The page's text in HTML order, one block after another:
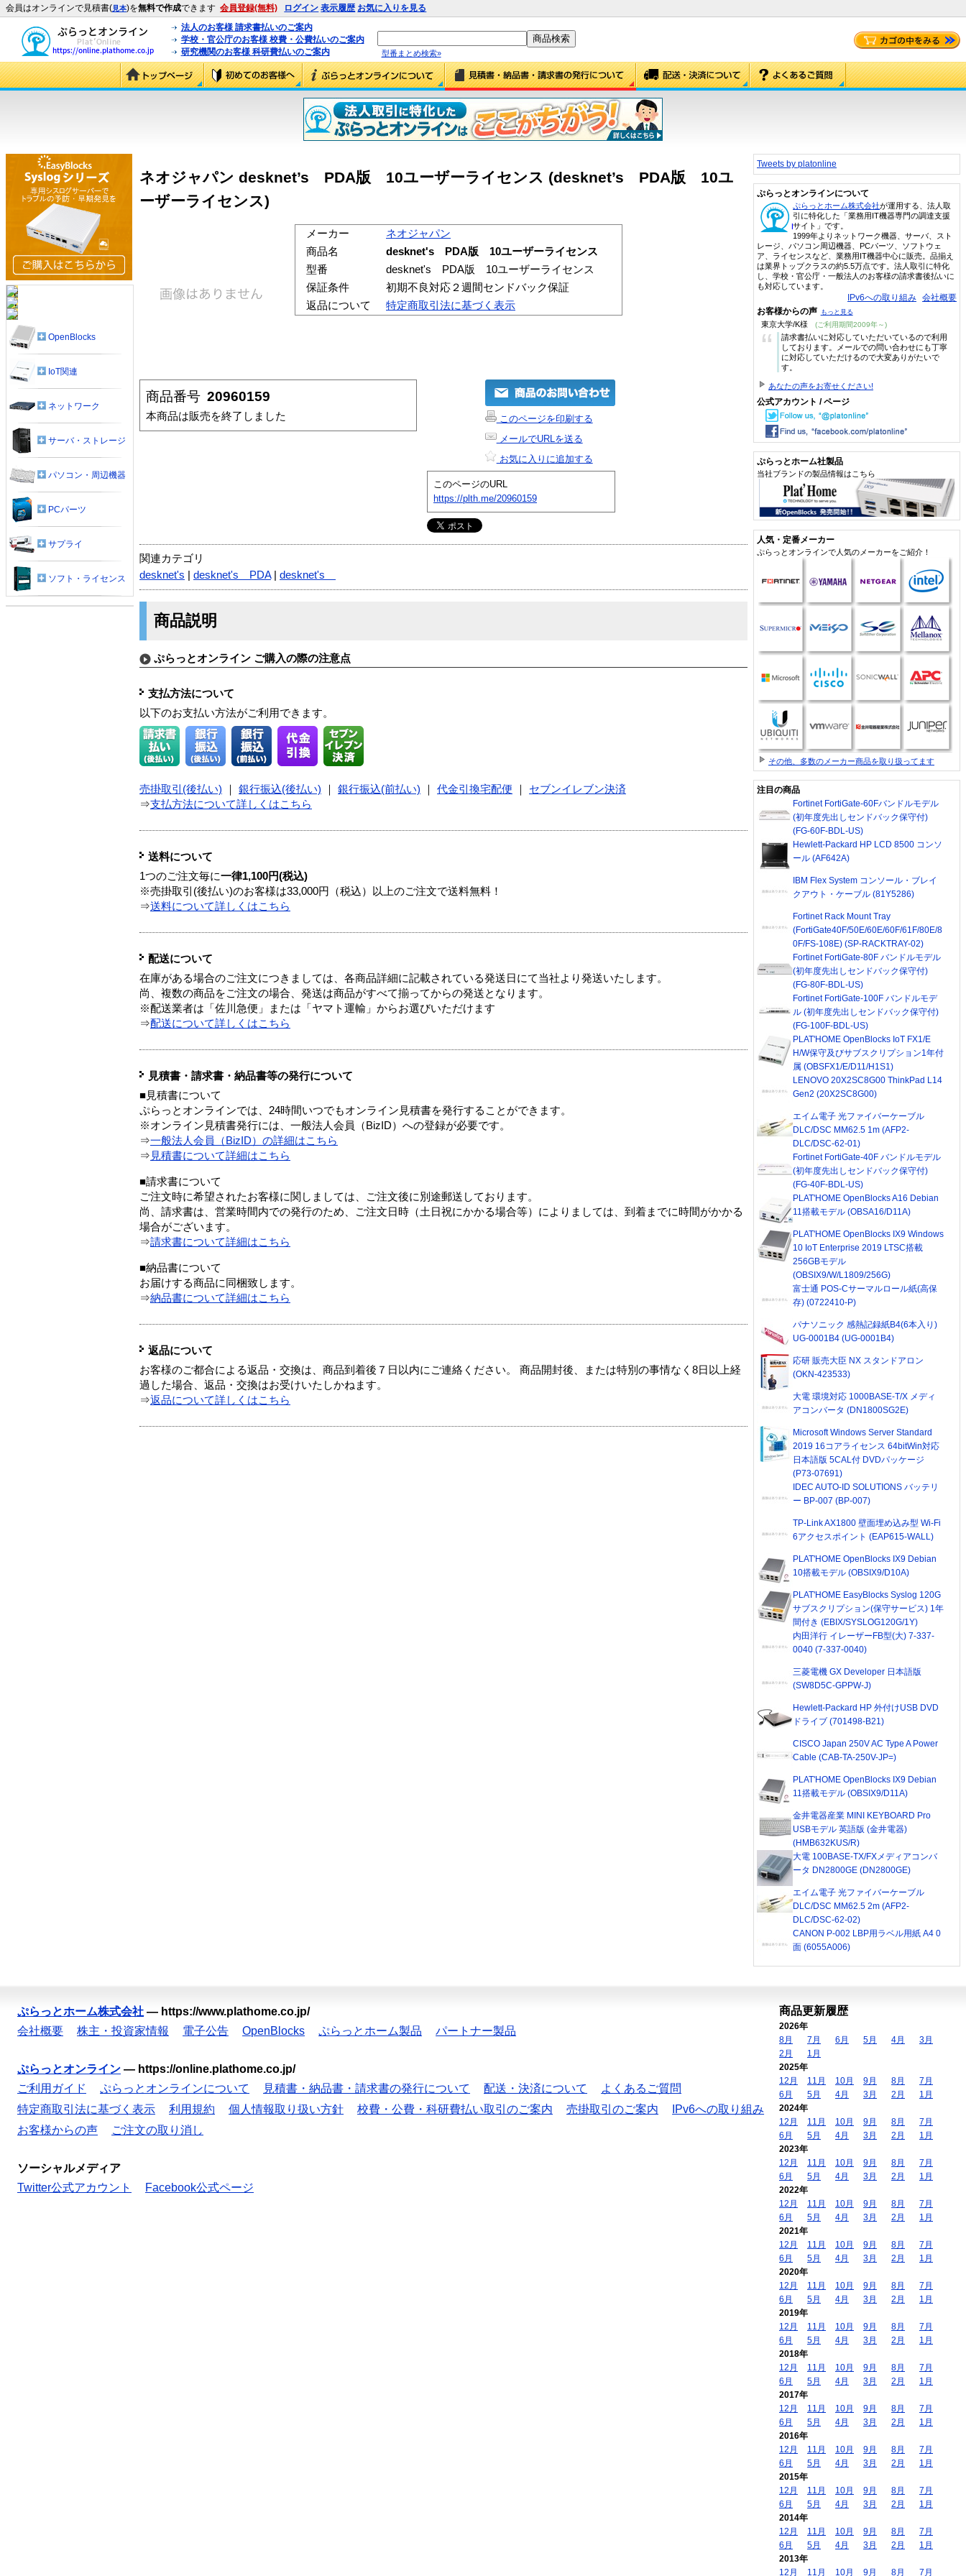
会員はオンラインで見積書(見本)を無料で作成できます 会員登録(無料) ログイン 表示履歴 お気に入りを見る
法人のお客様 請求書払いのご案内
学校・官公庁のお客様 校費・公費払いのご案内
研究機関のお客様 科研費払いのご案内
型番まとめ検索»
ネオジャパン desknet’s PDA版 10ユーザーライセンス (desknet’s PDA版 10ユ
ーザーライセンス)
メーカー
ネオジャパン
商品名
desknet's PDA版 10ユーザーライセンス
型番
desknet's PDA版 10ユーザーライセンス
保証条件
初期不良対応２週間センドバック保証
返品について
特定商取引法に基づく表示
商品番号 20960159
本商品は販売を終了しました
このページを印刷する
メールでURLを送る
お気に入りに追加する
このページのURL
https://plth.me/20960159
関連カテゴリ
desknet's
desknet's PDA| desknet's
商品説明
ぷらっとオンライン ご購入の際の注意点
支払方法について
以下のお支払い方法がご利用できます。
売掛取引(後払い) 銀行振込(後払い) 銀行振込(前払い) 代金引換宅配便
セブンイレブン決済
⇒支払方法について詳しくはこちら
送料について
1つのご注文毎に一律1,100円(税込)
※売掛取引(後払い)のお客様は33,000円（税込）以上のご注文で送料無料！
⇒送料について詳しくはこちら
配送について
在庫がある場合のご注文につきましては、各商品詳細に記載されている発送日にて当社より発送いたします。
尚、複数の商品をご注文の場合、発送は商品がすべて揃ってからの発送となります。
※配送業者は「佐川急便」または「ヤマト運輸」からお選びいただけます
⇒配送について詳しくはこちら
見積書・請求書・納品書等の発行について
■見積書について
ぷらっとオンラインでは、24時間いつでもオンライン見積書を発行することができます。
※オンライン見積書発行には、一般法人会員（BizID）への登録が必要です。
⇒一般法人会員（BizID）の詳細はこちら
⇒ 見積書について詳細はこちら
■請求書について
ご注文時に希望されたお客様に関しましては、ご注文後に別途郵送しております。
尚、請求書は、営業時間内での発行のため、ご注文日時（土日祝にかかる場合等）によりましては、到着までに時間がかかる
場合がございます。
⇒請求書について詳細はこちら
■納品書について
お届けする商品に同梱致します。
⇒納品書について詳細はこちら
返品について
お客様のご都合による返品・交換は、商品到着後７日以内にご連絡ください。 商品開封後、または特別の事情なく8日以上経
過した場合、返品・交換はお受けいたしかねます。
⇒返品について詳しくはこちら
OpenBlocks
IoT関連
ネットワーク
サーバ・ストレージ
パソコン・周辺機器
PCパーツ
サプライ
ソフト・ライセンス
Tweets by platonline
ぷらっとオンラインについて
ぷらっとホーム株式会社が運用する、法人取
引に特化した「業務用IT機器専門の調達支援
サイト」です。
1999年よりネットワーク機器、サーバ、スト
レージ、パソコン周辺機器、PCパーツ、ソフトウェ
ア、ライセンスなど、業務用IT機器中心に販売。品揃え
は業界トップクラスの約5.5万点です。法人取引に特化
し、学校・官公庁・一般法人のお客様の請求書後払いに
も対応しています。
IPv6への取り組み 会社概要
お客様からの声 もっと見る
東京大学/K様 (ご利用期間2009年～)
“
請求書払いに対応していただいているので利用
しております。メールでの問い合わせにも丁寧
に対応していただけるので大変ありがたいで
す。
あなたの声をお寄せください!
公式アカウント / ページ
ぷらっとホーム社製品
当社ブランドの製品情報はこちら
人気・定番メーカー
ぷらっとオンラインで人気のメーカーをご紹介！
その他、多数のメーカー商品を取り扱ってます
注目の商品
Fortinet FortiGate-60Fバンドルモデル
(初年度先出しセンドバック保守付)
(FG-60F-BDL-US)
Hewlett-Packard HP LCD 8500 コンソ
ール (AF642A)
IBM Flex System コンソール・ブレイ
クアウト・ケーブル (81Y5286)
Fortinet Rack Mount Tray
(FortiGate40F/50E/60E/60F/61F/80E/8
0F/FS-108E) (SP-RACKTRAY-02)
Fortinet FortiGate-80F バンドルモデル
(初年度先出しセンドバック保守付)
(FG-80F-BDL-US)
Fortinet FortiGate-100F バンドルモデ
ル (初年度先出しセンドバック保守付)
(FG-100F-BDL-US)
PLAT'HOME OpenBlocks IoT FX1/E
H/W保守及びサブスクリプション1年付
属 (OBSFX1/E/D11/H1S1)
LENOVO 20X2SC8G00 ThinkPad L14
Gen2 (20X2SC8G00)
エイム電子 光ファイバーケーブル
DLC/DSC MM62.5 1m (AFP2-
DLC/DSC-62-01)
Fortinet FortiGate-40F バンドルモデル
(初年度先出しセンドバック保守付)
(FG-40F-BDL-US)
PLAT'HOME OpenBlocks A16 Debian
11搭載モデル (OBSA16/D11A)
PLAT'HOME OpenBlocks IX9 Windows
10 IoT Enterprise 2019 LTSC搭載
256GBモデル
(OBSIX9/W/L1809/256G)
富士通 POS-Cサーマルロール紙(高保
存) (0722410-P)
パナソニック 感熱記録紙B4(6本入り)
UG-0001B4 (UG-0001B4)
応研 販売大臣 NX スタンドアロン
(OKN-423533)
大電 環境対応 1000BASE-T/X メディ
アコンバータ (DN1800SG2E)
Microsoft Windows Server Standard
2019 16コアライセンス 64bitWin対応
日本語版 5CAL付 DVDパッケージ
(P73-07691)
IDEC AUTO-ID SOLUTIONS バッテリ
ー BP-007 (BP-007)
TP-Link AX1800 壁面埋め込み型 Wi-Fi
6アクセスポイント (EAP615-WALL)
PLAT'HOME OpenBlocks IX9 Debian
10搭載モデル (OBSIX9/D10A)
PLAT'HOME EasyBlocks Syslog 120G
サブスクリプション(保守サービス) 1年
間付き (EBIX/SYSLOG120G/1Y)
内田洋行 イレーザーFB型(大) 7-337-
0040 (7-337-0040)
三菱電機 GX Developer 日本語版
(SW8D5C-GPPW-J)
Hewlett-Packard HP 外付けUSB DVD
ドライブ (701498-B21)
CISCO Japan 250V AC Type A Power
Cable (CAB-TA-250V-JP=)
PLAT'HOME OpenBlocks IX9 Debian
11搭載モデル (OBSIX9/D11A)
金井電器産業 MINI KEYBOARD Pro
USBモデル 英語版 (金井電器)
(HMB632KUS/R)
大電 100BASE-TX/FXメディアコンバ
ータ DN2800GE (DN2800GE)
エイム電子 光ファイバーケーブル
DLC/DSC MM62.5 2m (AFP2-
DLC/DSC-62-02)
CANON P-002 LBP用ラベル用紙 A4 0
面 (6055A006)
ぷらっとホーム株式会社 — https://www.plathome.co.jp/
会社概要
株主・投資家情報 電子公告 OpenBlocks ぷらっとホーム製品 パートナー製品
ぷらっとオンライン — https://online.plathome.co.jp/
ご利用ガイド
ぷらっとオンラインについて 見積書・納品書・請求書の発行について 配送・決済について
よくあるご質問
特定商取引法に基づく表示
利用規約 個人情報取り扱い方針 校費・公費・科研費払い取引のご案内 売掛取引のご案内
IPv6への取り組み
お客様からの声
ご注文の取り消し
ソーシャルメディア
Twitter公式アカウント
Facebook公式ページ
商品更新履歴
2026年
8月
7月 6月 5月 4月
3月
2月
1月
2025年
12月
11月 10月 9月 8月
7月
6月
5月 4月 3月 2月
1月
2024年
12月
11月 10月 9月 8月
7月
6月
5月 4月 3月 2月
1月
2023年
12月
11月 10月 9月 8月
7月
6月
5月 4月 3月 2月
1月
2022年
12月
11月 10月 9月 8月
7月
6月
5月 4月 3月 2月
1月
2021年
12月
11月 10月 9月 8月
7月
6月
5月 4月 3月 2月
1月
2020年
12月
11月 10月 9月 8月
7月
6月
5月 4月 3月 2月
1月
2019年
12月
11月 10月 9月 8月
7月
6月
5月 4月 3月 2月
1月
2018年
12月
11月 10月 9月 8月
7月
6月
5月 4月 3月 2月
1月
2017年
12月
11月 10月 9月 8月
7月
6月
5月 4月 3月 2月
1月
2016年
12月
11月 10月 9月 8月
7月
6月
5月 4月 3月 2月
1月
2015年
12月
11月 10月 9月 8月
7月
6月
5月 4月 3月 2月
1月
2014年
12月
11月 10月 9月 8月
7月
6月
5月 4月 3月 2月
1月
2013年
12月
11月 10月 9月 8月 7月